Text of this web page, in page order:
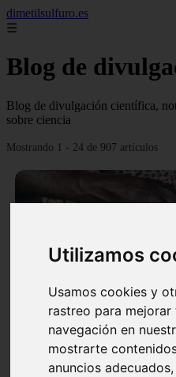
Utilizamos
Usamos cookies y
rastreo para
navegación en
mostrarte
anuncios
dimetilsulfuro.es
☰
Blog de
Blog de divulgación científica,
sobre ciencia
Mostrando 1 - 24 de 907 artículos
En África harán lo que
moléculas de agua para